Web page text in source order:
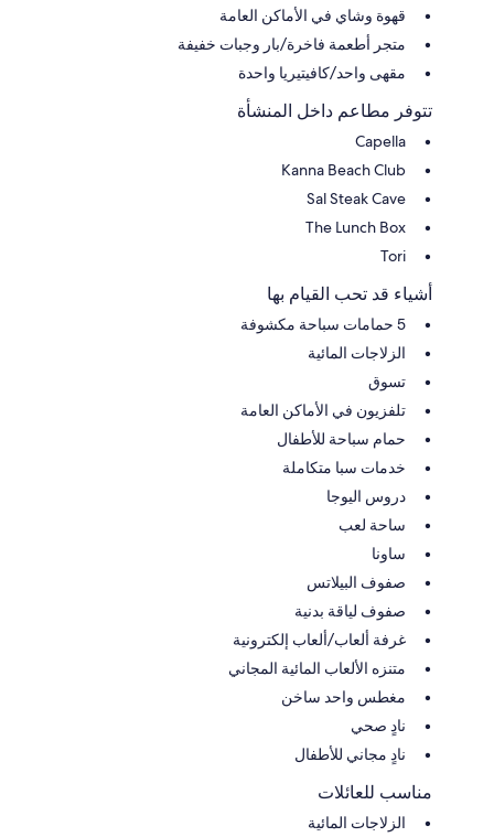
قهوة وشاي في الأماكن العامة
متجر أطعمة فاخرة/بار وجبات خفيفة
مقهى واحد/كافيتيريا واحدة
تتوفر مطاعم داخل المنشأة
Capella
Kanna Beach Club
Sal Steak Cave
The Lunch Box
Tori
أشياء قد تحب القيام بها
5 حمامات سباحة مكشوفة
الزلاجات المائية
تسوق
تلفزيون في الأماكن العامة
حمام سباحة للأطفال
خدمات سبا متكاملة
دروس اليوجا
ساحة لعب
ساونا
صفوف البيلاتس
صفوف لياقة بدنية
غرفة ألعاب/ألعاب إلكترونية
متنزه الألعاب المائية المجاني
مغطس واحد ساخن
نادٍ صحي
نادٍ مجاني للأطفال
مناسب للعائلات
الزلاجات المائية